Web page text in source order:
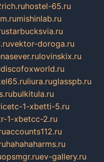
hostel-65.ru
mishinlab.ru
starbucksvia.ru
vektor-doroga.ru
lovinskix.ru
discofoxworld.ru
liura.ruglasspb.ru
bulkitula.ru
1-xbetti-5.ru
1-xbetcc-2.ru
accounts112.ru
hahahaharms.ru
opsmgr.ruev-gallery.ru